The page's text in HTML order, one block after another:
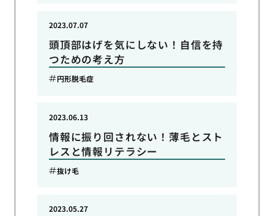
頭頂部はげを気にしない！自信を持
つための考え方
2023.07.07
円形脱毛症
情報に振り回されない！薄毛とスト
レスと情報リテラシー
2023.06.13
抜け毛
2023.05.27